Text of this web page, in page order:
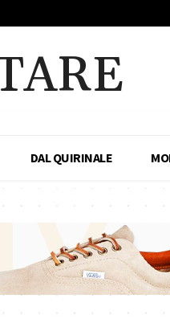
DAL QUIRINALE